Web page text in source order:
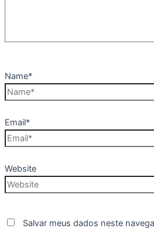
Name*
Email*
Website
Salvar meus dados neste